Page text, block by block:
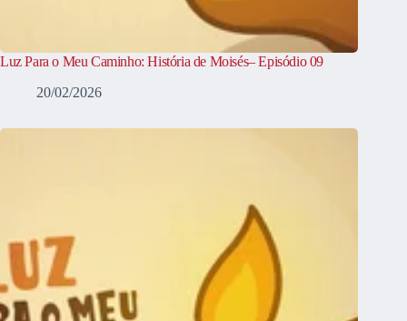
Luz Para o Meu Caminho: História de Moisés– Episódio 09
20/02/2026